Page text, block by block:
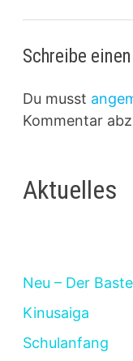
Schreibe
Du musst
Kommentar
Aktuelles
Neu – Der
Kinusaiga
Schulanfang